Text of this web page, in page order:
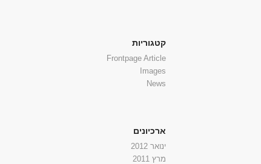
קטגוריות
Frontpage Article
Images
News
ארכיונים
ינואר 2012
מרץ 2011